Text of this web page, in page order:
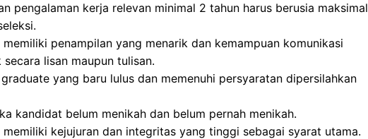
pengalaman kerja relevan minimal 2 tahun harus berusia maksimal
memiliki penampilan yang menarik dan kemampuan komunikasi
lisan maupun tulisan.
yang baru lulus dan memenuhi persyaratan dipersilahkan
kandidat belum menikah dan belum pernah menikah.
memiliki kejujuran dan integritas yang tinggi sebagai syarat utama.